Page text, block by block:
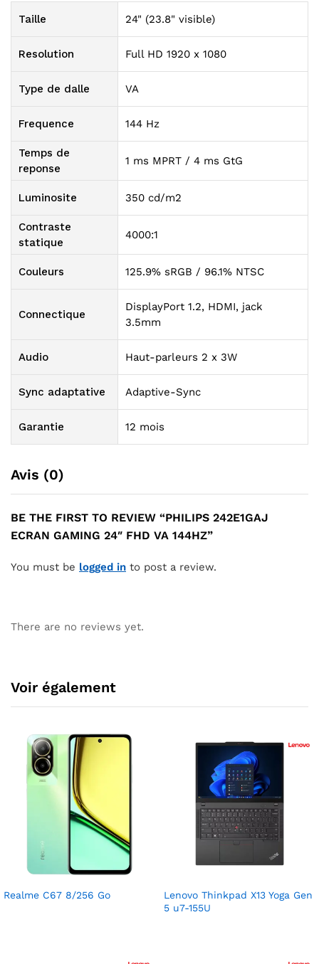
Taille 24" (23.8" visible)
Resolution Full HD 1920 x 1080
Type de dalle VA
Frequence 144 Hz
Temps de
reponse
1 ms MPRT / 4 ms GtG
Luminosite 350 cd/m2
Contraste
statique
4000:1
Couleurs 125.9% sRGB / 96.1% NTSC
Connectique
DisplayPort 1.2, HDMI, jack
3.5mm
Audio Haut-parleurs 2 x 3W
Sync adaptative Adaptive-Sync
Garantie 12 mois
Avis (0)
BE THE FIRST TO REVIEW “PHILIPS 242E1GAJ
ECRAN GAMING 24″ FHD VA 144HZ”
You must be logged in to post a review.
There are no reviews yet.
Voir également
Realme C67 8/256 Go
Lenovo Thinkpad X13 Yoga Gen
5 u7-155U